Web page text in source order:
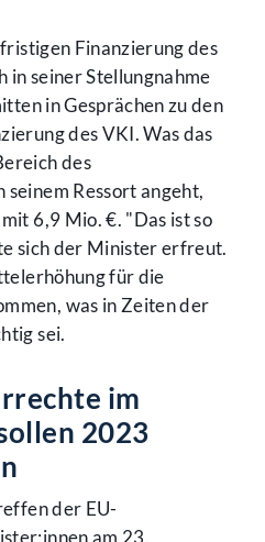
Finanzierung des
in seiner Stellungnahme
in Gesprächen zu den
des VKI. Was das
des
seinem Ressort angeht,
6,9 Mio. €. "Das ist so
sich der Minister erfreut.
für die
was in Zeiten der
sei.
im
2023
der EU-
am 23.